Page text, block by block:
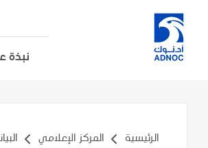
نبذة
الرئيسية المركز الإعلامي